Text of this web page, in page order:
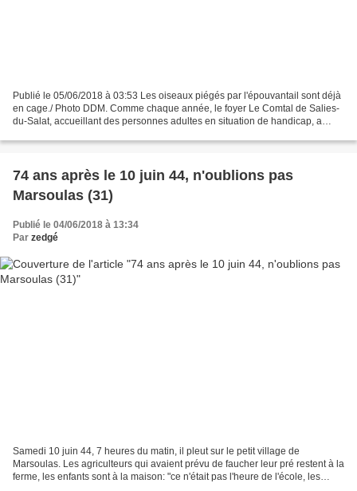
Publié le 05/06/2018 à 03:53 Les oiseaux piégés par l'épouvantail sont déjà
en cage./ Photo DDM. Comme chaque année, le foyer Le Comtal de Salies-
du-Salat, accueillant des personnes adultes en situation de handicap, a
74 ans après le 10 juin 44, n'oublions pas
Marsoulas (31)
Publié le 04/06/2018 à 13:34
Par zedgé
Samedi 10 juin 44, 7 heures du matin, il pleut sur le petit village de
Marsoulas. Les agriculteurs qui avaient prévu de faucher leur pré restent à la
ferme, les enfants sont à la maison: "ce n'était pas l'heure de l'école, les